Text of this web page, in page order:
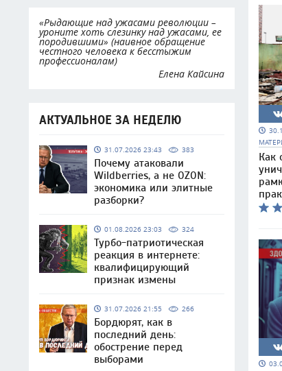
«Рыдающие над ужасами революции –
уроните хоть слезинку над ужасами, ее
породившими» (наивное обращение
честного человека к бесстыжим
профессионалам)
Елена Кайсина
АКТУАЛЬНОЕ ЗА НЕДЕЛЮ
31.07.2026 23:43 383
Почему атаковали
Wildberries, а не OZON:
экономика или элитные
разборки?
01.08.2026 23:03 324
Турбо-патриотическая
реакция в интернете:
квалифицирующий
признак измены
31.07.2026 21:55 266
Бордюрят, как в
последний день:
обострение перед
выборами
Как